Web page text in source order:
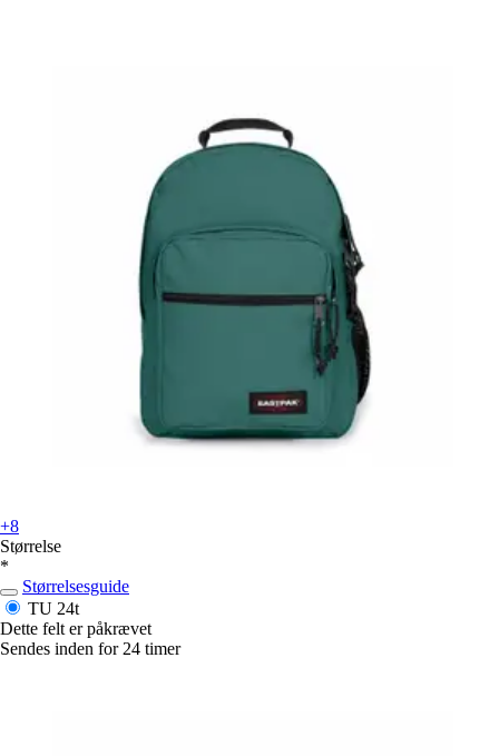
+8
Størrelse
*
Størrelsesguide
TU 24t
Dette felt er påkrævet
Sendes inden for 24 timer